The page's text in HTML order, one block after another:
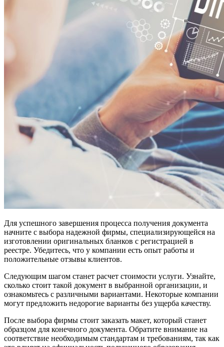
Для успешного завершения процесса получения документа
начните с выбора надежной фирмы, специализирующейся на
изготовлении оригинальных бланков с регистрацией в
реестре. Убедитесь, что у компании есть опыт работы и
положительные отзывы клиентов.
Следующим шагом станет расчет стоимости услуги. Узнайте,
сколько стоит такой документ в выбранной организации, и
ознакомьтесь с различными вариантами. Некоторые компании
могут предложить недорогие варианты без ущерба качеству.
После выбора фирмы стоит заказать макет, который станет
образцом для конечного документа. Обратите внимание на
соответствие необходимым стандартам и требованиям, так как